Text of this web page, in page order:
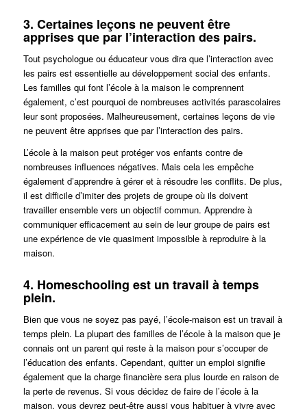
3. Certaines leçons ne peuvent être
apprises que par l’interaction des pairs.
Tout psychologue ou éducateur vous dira que l’interaction avec
les pairs est essentielle au développement social des enfants.
Les familles qui font l’école à la maison le comprennent
également, c’est pourquoi de nombreuses activités parascolaires
leur sont proposées. Malheureusement, certaines leçons de vie
ne peuvent être apprises que par l’interaction des pairs.
L’école à la maison peut protéger vos enfants contre de
nombreuses influences négatives. Mais cela les empêche
également d’apprendre à gérer et à résoudre les conflits. De plus,
il est difficile d’imiter des projets de groupe où ils doivent
travailler ensemble vers un objectif commun. Apprendre à
communiquer efficacement au sein de leur groupe de pairs est
une expérience de vie quasiment impossible à reproduire à la
maison.
4. Homeschooling est un travail à temps
plein.
Bien que vous ne soyez pas payé, l’école-maison est un travail à
temps plein. La plupart des familles de l’école à la maison que je
connais ont un parent qui reste à la maison pour s’occuper de
l’éducation des enfants. Cependant, quitter un emploi signifie
également que la charge financière sera plus lourde en raison de
la perte de revenus. Si vous décidez de faire de l’école à la
maison, vous devrez peut-être aussi vous habituer à vivre avec